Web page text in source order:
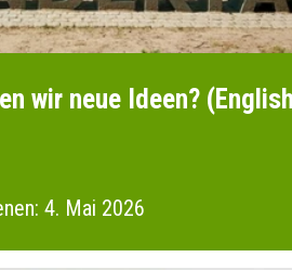
wir neue Ideen?
4. Mai 2026